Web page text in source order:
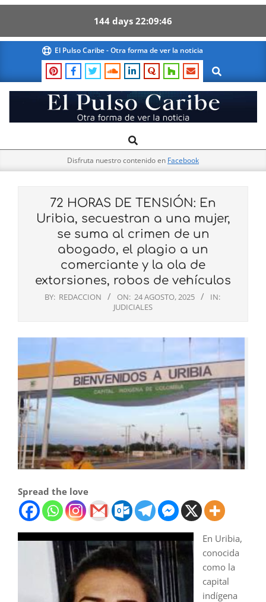
144 days 22 09 45
content
El Pulso Caribe - Otra forma de ver la noticia
Search
El
Pulso
Navigation
Search
Disfruta nuestro contenido en Facebook
72 HORAS DE TENSIÓN: En
Uribia, secuestran a una mujer,
se suma al crimen de un
abogado, el plagio a un
comerciante y la ola de
extorsiones, robos de vehículos
BY: REDACCION ON: 24 AGOSTO, 2025
IN:
JUDICIALES
Spread the love
En Uribia,
conocida
como la
capital
indígena